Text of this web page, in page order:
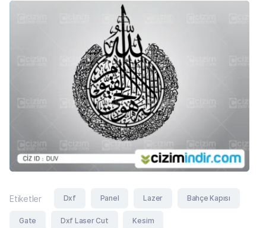
Etiketler Dxf Panel Lazer Bahçe Kapısı
Gate Dxf Laser Cut Kesim